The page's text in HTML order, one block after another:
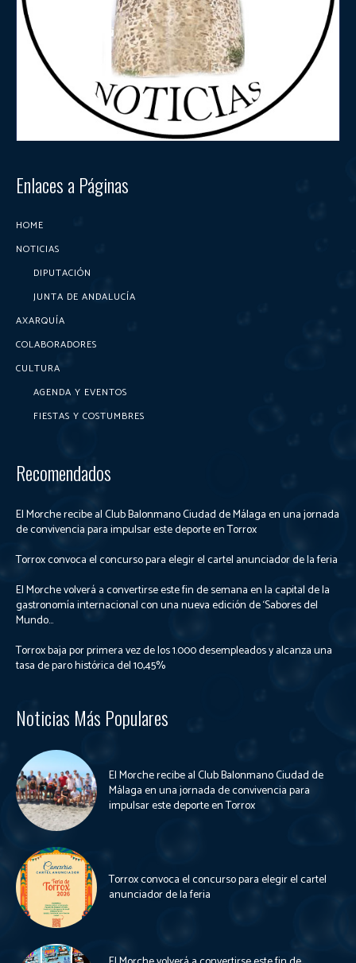
Enlaces a Páginas
HOME
NOTICIAS
DIPUTACIÓN
JUNTA DE ANDALUCÍA
AXARQUÍA
COLABORADORES
CULTURA
AGENDA Y EVENTOS
FIESTAS Y COSTUMBRES
Recomendados
El Morche recibe al Club Balonmano Ciudad de Málaga en una jornada
de convivencia para impulsar este deporte en Torrox
Torrox convoca el concurso para elegir el cartel anunciador de la feria
El Morche volverá a convertirse este fin de semana en la capital de la
gastronomía internacional con una nueva edición de ‘Sabores del
Mundo...
Torrox baja por primera vez de los 1.000 desempleados y alcanza una
tasa de paro histórica del 10,45%
Noticias Más Populares
El Morche recibe al Club Balonmano Ciudad de
Málaga en una jornada de convivencia para
impulsar este deporte en Torrox
Torrox convoca el concurso para elegir el cartel
anunciador de la feria